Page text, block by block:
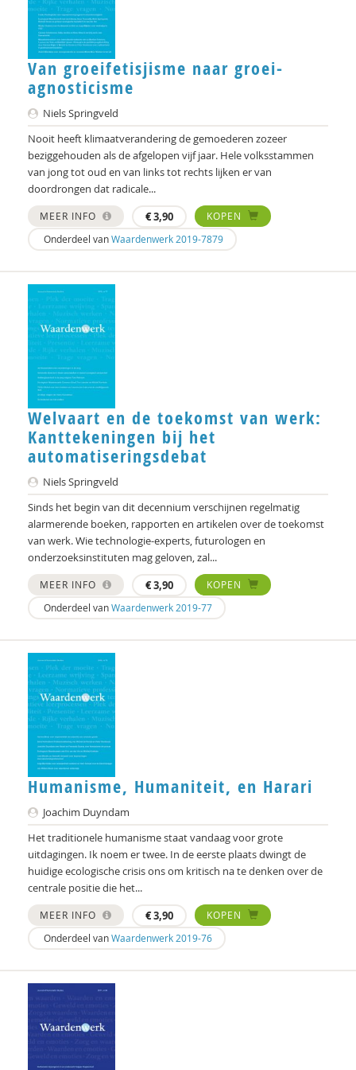
Bart Hetebrij
Felix van Hoften
Kees Klomp
Michiel Korthals
Rosemarie Kraanen
Harry Kunneman
Ellen Lammers
Lars Moratis
Patrick Nullens
Léonie ol
Sandra Pellegrom
Crelis Rammelt
Marcel Ridder
Rob van der Rijt
Martien Schreurs
Niels Springveld
L.L. Stegman
Josine Stremmelaar
Fernando Suarez Muller
Caroline Suransky
Elise van Alphen
Henk van den Belt
Corinne van Egeraat
Klaas van Egmond
Henk Voets
J. de Zwaan
Van groeifetisjisme naar groei-
agnosticisme
Niels Springveld
Nooit heeft klimaatverandering de gemoederen zozeer
beziggehouden als de afgelopen vijf jaar. Hele volksstammen
van jong tot oud en van links tot rechts lijken er van
doordrongen dat radicale...
MEER INFO €3,90
KOPEN
Onderdeel vanWaardenwerk 2019-7879
Welvaart en de toekomst van werk:
Kanttekeningen bij het
automatiseringsdebat
Niels Springveld
Sinds het begin van dit decennium verschijnen regelmatig
alarmerende boeken, rapporten en artikelen over de toekomst
van werk. Wie technologie-experts, futurologen en
onderzoeksinstituten mag geloven, zal...
MEER INFO €3,90
KOPEN
Onderdeel vanWaardenwerk 2019-77
Humanisme, Humaniteit, en Harari
Joachim Duyndam
Het traditionele humanisme staat vandaag voor grote
uitdagingen. Ik noem er twee. In de eerste plaats dwingt de
huidige ecologische crisis ons om kritisch na te denken over de
centrale positie die het...
MEER INFO €3,90
KOPEN
Onderdeel vanWaardenwerk 2019-76